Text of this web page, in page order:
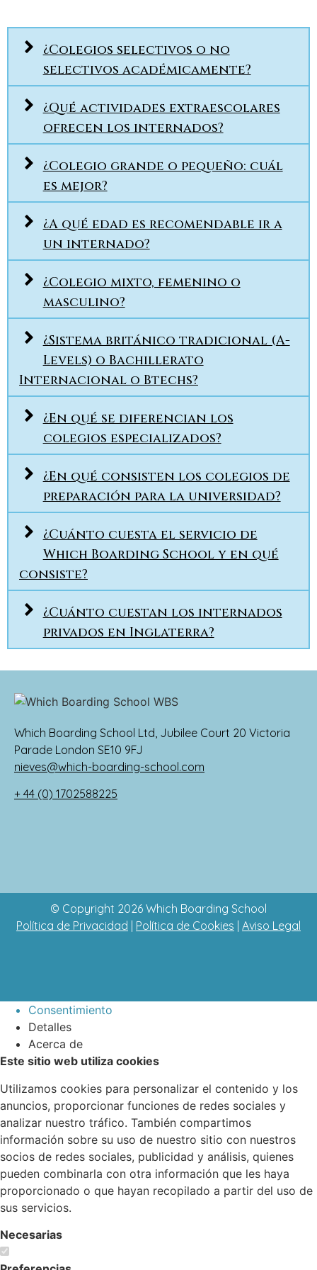
¿Colegios selectivos o no
selectivos académicamente?
¿Qué actividades extraescolares
ofrecen los internados?
¿Colegio grande o pequeño: cuál
es mejor?
¿A qué edad es recomendable ir a
un internado?
¿Colegio mixto, femenino o
masculino?
¿Sistema británico tradicional (A-
Levels) o Bachillerato
Internacional o Btechs?
¿En qué se diferencian los
colegios especializados?
¿En qué consisten los colegios de
preparación para la universidad?
¿Cuánto cuesta el servicio de
Which Boarding School y en qué
consiste?
¿Cuánto cuestan los internados
privados en Inglaterra?
Which Boarding School Ltd, Jubilee Court 20 Victoria
Parade London SE10 9FJ
nieves@which-boarding-school.com
+ 44 (0) 1702588225
© Copyright 2026 Which Boarding School
Política de Privacidad
Política de Cookies Aviso Legal
Consentimiento
Detalles
Acerca de
Este sitio web utiliza cookies
Utilizamos cookies para personalizar el contenido y los
anuncios, proporcionar funciones de redes sociales y
analizar nuestro tráfico. También compartimos
información sobre su uso de nuestro sitio con nuestros
socios de redes sociales, publicidad y análisis, quienes
pueden combinarla con otra información que les haya
proporcionado o que hayan recopilado a partir del uso de
sus servicios.
Necesarias